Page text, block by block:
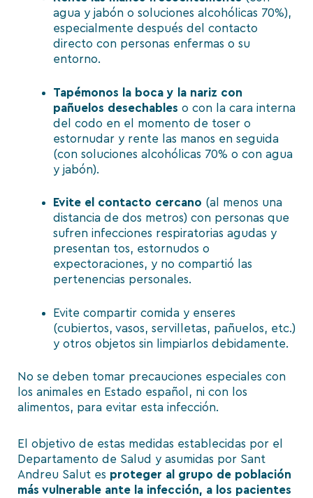
agua y jabón o soluciones alcohólicas 70%),
especialmente después del contacto
directo con personas enfermas o su
entorno.
Tapémonos la boca y la nariz con
pañuelos desechables o con la cara interna
del codo en el momento de toser o
estornudar y rente las manos en seguida
(con soluciones alcohólicas 70% o con agua
y jabón).
Evite el contacto cercano (al menos una
distancia de dos metros) con personas que
sufren infecciones respiratorias agudas y
presentan tos, estornudos o
expectoraciones, y no compartió las
pertenencias personales.
Evite compartir comida y enseres
(cubiertos, vasos, servilletas, pañuelos, etc.)
y otros objetos sin limpiarlos debidamente.
No se deben tomar precauciones especiales con
los animales en Estado español, ni con los
alimentos, para evitar esta infección.
El objetivo de estas medidas establecidas por el
Departamento de Salud y asumidas por Sant
Andreu Salut es proteger al grupo de población
más vulnerable ante la infección, a los pacientes